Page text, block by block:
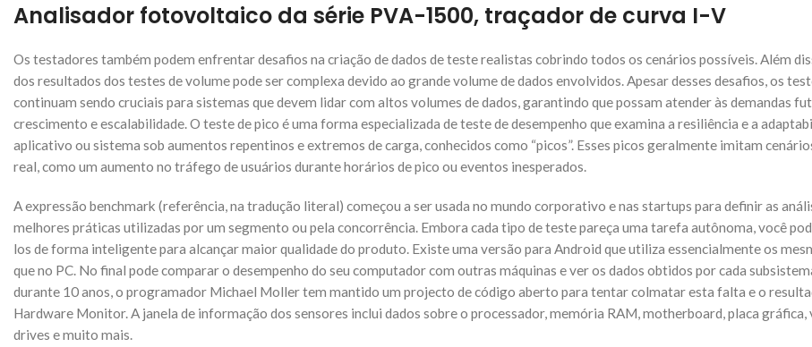
Analisador fotovoltaico da série PVA-1500, traçador de curva I-V
Os testadores também podem enfrentar desafios na criação de dados de teste realistas cobrindo todos os cenários possíveis. Além
dos resultados dos testes de volume pode ser complexa devido ao grande volume de dados envolvidos. Apesar desses desafios, os
continuam sendo cruciais para sistemas que devem lidar com altos volumes de dados, garantindo que possam atender às demandas
crescimento e escalabilidade. O teste de pico é uma forma especializada de teste de desempenho que examina a resiliência e a
aplicativo ou sistema sob aumentos repentinos e extremos de carga, conhecidos como “picos”. Esses picos geralmente imitam
real, como um aumento no tráfego de usuários durante horários de pico ou eventos inesperados.
A expressão benchmark (referência, na tradução literal) começou a ser usada no mundo corporativo e nas startups para definir as
melhores práticas utilizadas por um segmento ou pela concorrência. Embora cada tipo de teste pareça uma tarefa autônoma, você
los de forma inteligente para alcançar maior qualidade do produto. Existe uma versão para Android que utiliza essencialmente os
que no PC. No final pode comparar o desempenho do seu computador com outras máquinas e ver os dados obtidos por cada
durante 10 anos, o programador Michael Moller tem mantido um projecto de código aberto para tentar colmatar esta falta e o
Hardware Monitor. A janela de informação dos sensores inclui dados sobre o processador, memória RAM, motherboard, placa gráfica,
drives e muito mais.